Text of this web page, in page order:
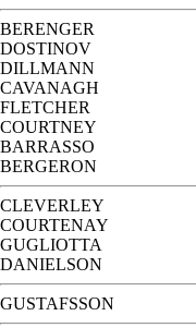
BERENGER
DOSTINOV
DILLMANN
CAVANAGH
FLETCHER
COURTNEY
BARRASSO
BERGERON
CLEVERLEY
COURTENAY
GUGLIOTTA
DANIELSON
GUSTAFSSON